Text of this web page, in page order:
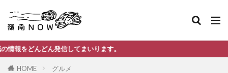
いります。
HOME グルメ